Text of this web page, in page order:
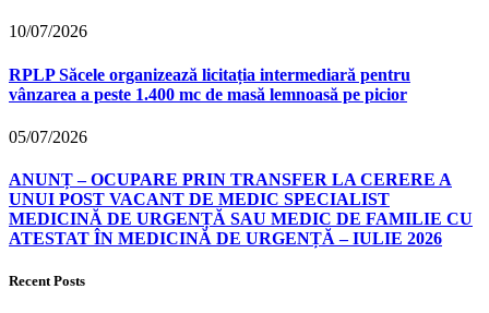
10/07/2026
RPLP Săcele organizează licitația intermediară pentru
vânzarea a peste 1.400 mc de masă lemnoasă pe picior
05/07/2026
ANUNȚ – OCUPARE PRIN TRANSFER LA CERERE A
UNUI POST VACANT DE MEDIC SPECIALIST
MEDICINĂ DE URGENȚĂ SAU MEDIC DE FAMILIE CU
ATESTAT ÎN MEDICINĂ DE URGENȚĂ – IULIE 2026
Recent Posts